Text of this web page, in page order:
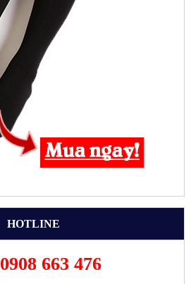
HOTLINE
0908 663 476